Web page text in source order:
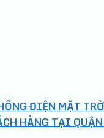
ĐIỆN MẶT
HÀNG TẠI